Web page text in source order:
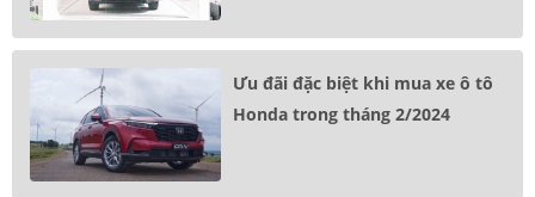
Ưu đãi đặc biệt khi mua xe ô tô
Honda trong tháng 2/2024